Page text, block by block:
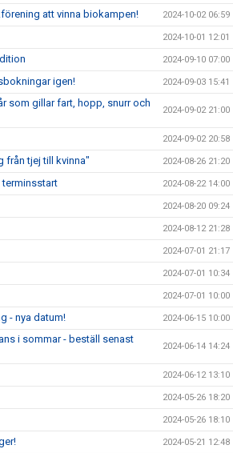
att vinna biokampen! 2024-10-02 06:59
2024-10-01 12:01
2024-09-10 07:00
igen! 2024-09-03 15:41
som gillar fart, hopp, snurr och
2024-09-02 21:00
2024-09-02 20:58
från tjej till kvinna" 2024-08-26 21:20
terminsstart 2024-08-22 14:00
2024-08-20 09:24
2024-08-12 21:28
2024-07-01 21:17
2024-07-01 10:34
2024-07-01 10:00
- nya datum! 2024-06-15 10:00
i sommar - beställ senast
2024-06-14 14:24
2024-06-12 13:10
2024-05-26 18:20
2024-05-26 18:10
2024-05-21 12:48